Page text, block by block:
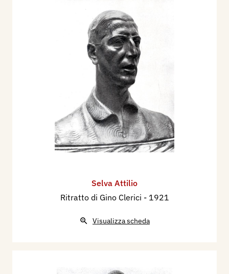
Selva Attilio
Ritratto di Gino Clerici - 1921
Visualizza scheda